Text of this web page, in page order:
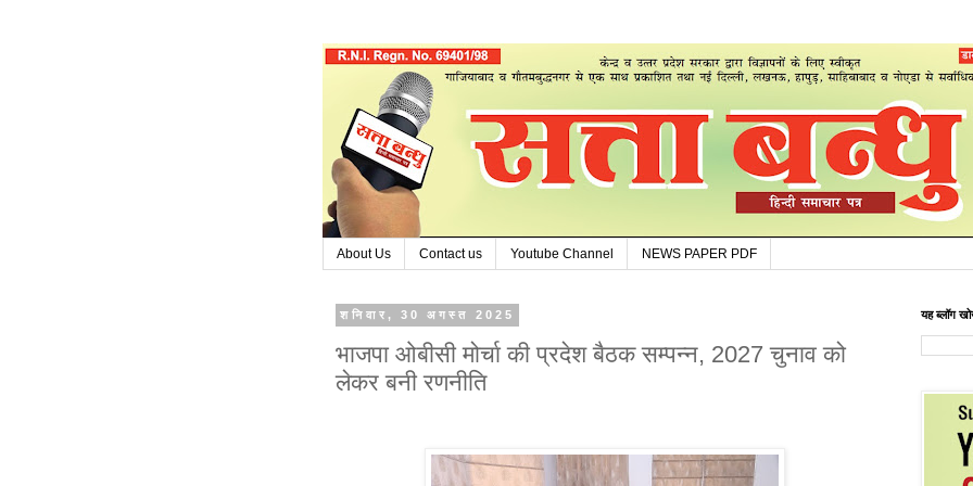
About Us Contact us Youtube Channel NEWS PAPER PDF
शनिवार, 30 अगस्त 2025
भाजपा ओबीसी मोर्चा की प्रदेश बैठक सम्पन्न, 2027 चुनाव को
लेकर बनी रणनीति
यह ब्लॉग